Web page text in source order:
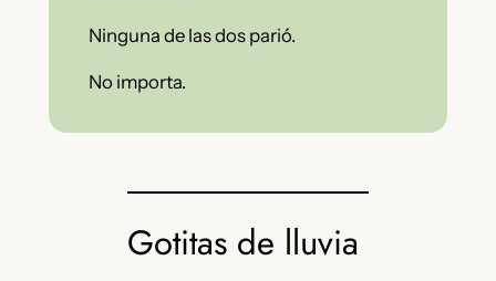
Ninguna de las dos parió.
No importa.
Gotitas de lluvia